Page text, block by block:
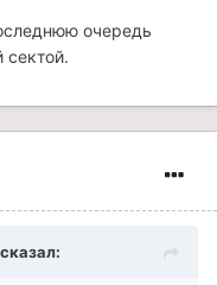
очередь
сектой.